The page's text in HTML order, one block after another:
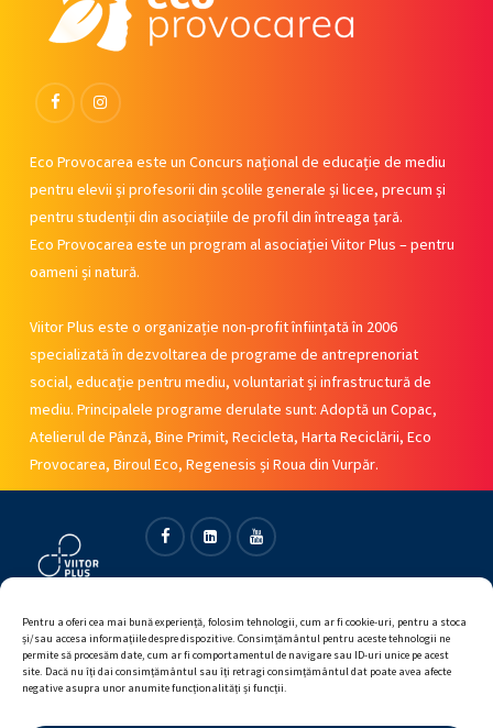
Pentru a oferi cea mai bună experiență, folosim tehnologii, cum ar fi cookie-uri, pentru a stoca
și/sau accesa informațiile despre dispozitive. Consimțământul pentru aceste tehnologii ne
permite să procesăm date, cum ar fi comportamentul de navigare sau ID-uri unice pe acest
site. Dacă nu îți dai consimțământul sau îți retragi consimțământul dat poate avea afecte
negative asupra unor anumite funcționalități și funcții.
FacebookInstagram
Eco Provocarea este un Concurs național de educație de mediu
pentru elevii și profesorii din școlile generale și licee, precum și
pentru studenții din asociațiile de profil din întreaga țară.
Eco Provocarea este un program al asociației Viitor Plus – pentru
oameni și natură.
Viitor Plus este o organizație non-profit înființată în 2006
specializată în dezvoltarea de programe de antreprenoriat
social, educație pentru mediu, voluntariat și infrastructură de
mediu. Principalele programe derulate sunt: Adoptă un Copac,
Atelierul de Pânză, Bine Primit, Recicleta, Harta Reciclării, Eco
Provocarea, Biroul Eco, Regenesis și Roua din Vurpăr.
FacebookLinkedinYoutube